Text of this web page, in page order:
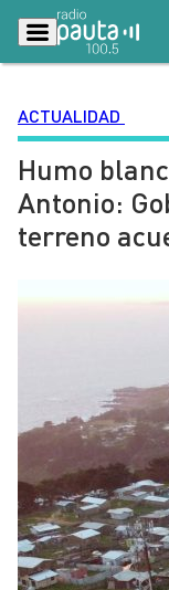
Podcasts
Lo Último
Ciudad
Dato en
Contenido
ACTUALIDAD
Humo
Antonio:
terreno